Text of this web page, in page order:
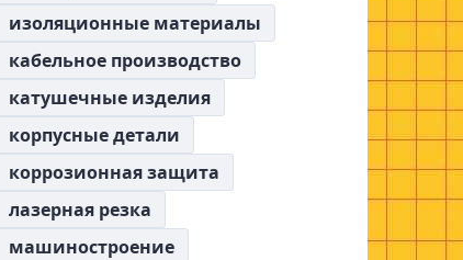
изоляционные материалы
кабельное производство
катушечные изделия
корпусные детали
коррозионная защита
лазерная резка
машиностроение